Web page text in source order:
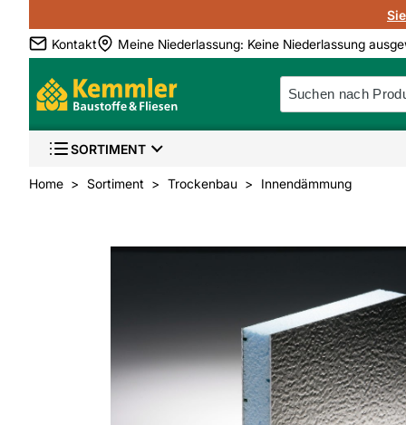
Kontakt
Meine Niederlassung: Keine Niederlassung
SORTIMENT
Home Sortiment Trockenbau Innendämmung